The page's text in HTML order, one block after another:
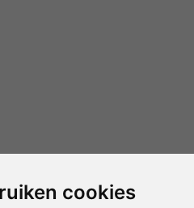
cookies
cookies voorkeuren